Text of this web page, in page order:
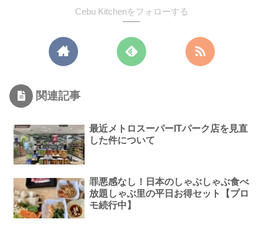
Cebu Kitchenをフォローする
関連記事
最近メトロスーパーITパーク店を見直
した件について
罪悪感なし！日本のしゃぶしゃぶ食べ
放題しゃぶ里の平日お得セット【プロ
モ続行中】